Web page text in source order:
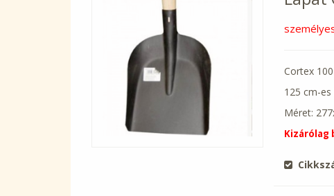
Cortex
125 cm-
Méret:
Kizárólag